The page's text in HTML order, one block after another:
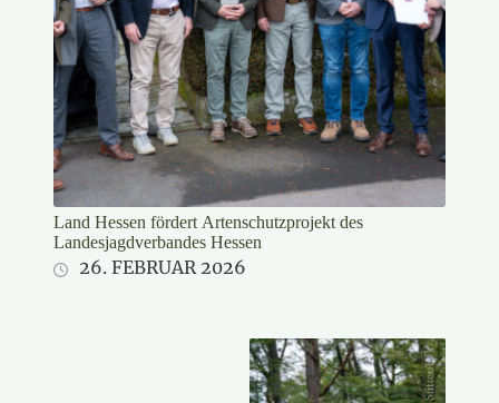
Land Hessen fördert Artenschutzprojekt des
Landesjagdverbandes Hessen
26. FEBRUAR 2026
Stifter/LJV